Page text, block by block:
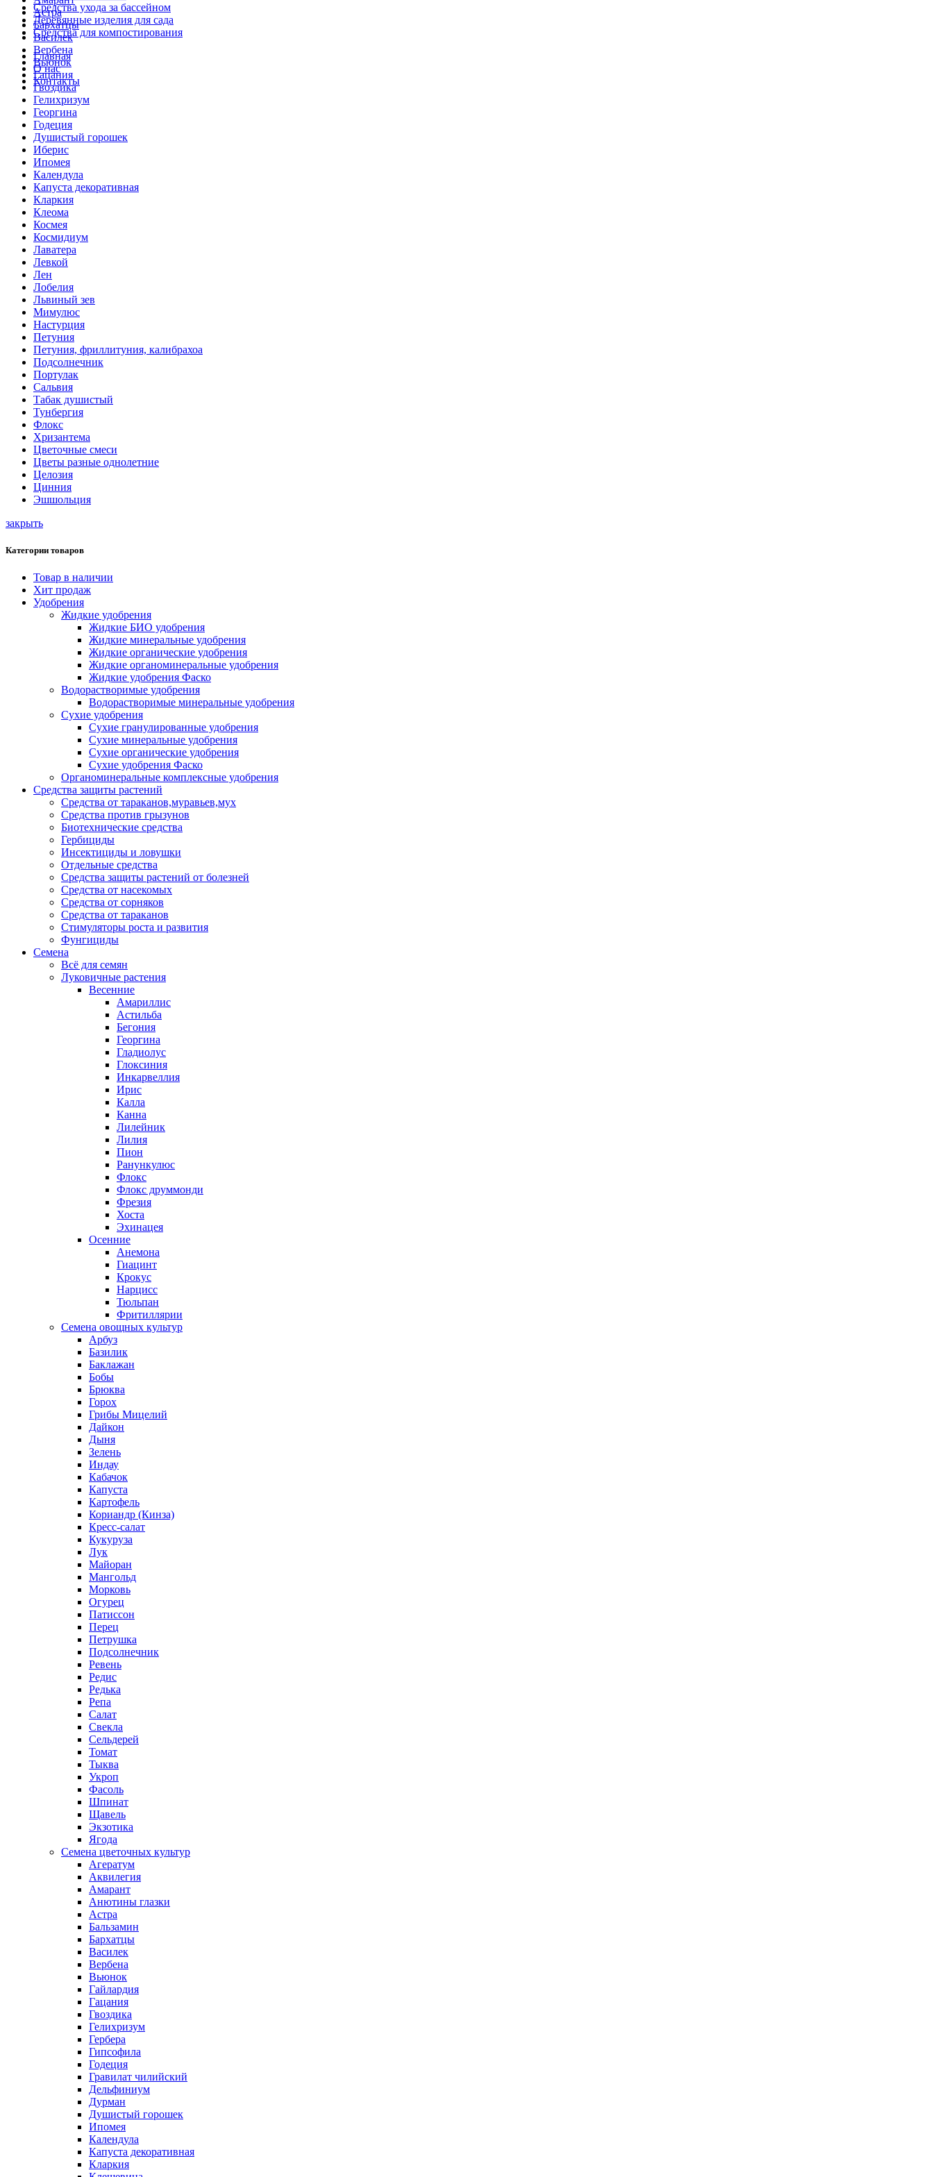
Средства ухода за бассейном
Деревянные изделия для сада
Средства для компостирования
Главная
О нас
Контакты
Астра
Бархатцы
Василек
Вербена
Вьюнок
Гацания
Гвоздика
Гелихризум
Георгина
Годеция
Душистый горошек
Иберис
Ипомея
Календула
Капуста декоративная
Кларкия
Клеома
Космея
Космидиум
Лаватера
Левкой
Лен
Лобелия
Львиный зев
Мимулюс
Настурция
Петуния
Петуния, фриллитуния, калибрахоа
Подсолнечник
Портулак
Сальвия
Табак душистый
Тунбергия
Флокс
Хризантема
Цветочные смеси
Цветы разные однолетние
Целозия
Цинния
Эшшольция
закрыть
Категории товаров
Товар в наличии
Хит продаж
Удобрения
Жидкие удобрения
Жидкие БИО удобрения
Жидкие минеральные удобрения
Жидкие органические удобрения
Жидкие органоминеральные удобрения
Жидкие удобрения Фаско
Водорастворимые удобрения
Водорастворимые минеральные удобрения
Сухие удобрения
Сухие гранулированные удобрения
Сухие минеральные удобрения
Сухие органические удобрения
Сухие удобрения Фаско
Органоминеральные комплексные удобрения
Средства защиты растений
Средства от тараканов,муравьев,мух
Средства против грызунов
Биотехнические средства
Гербициды
Инсектициды и ловушки
Отдельные средства
Средства защиты растений от болезней
Средства от насекомых
Средства от сорняков
Средства от тараканов
Стимуляторы роста и развития
Фунгициды
Семена
Всё для семян
Луковичные растения
Весенние
Амариллис
Астильба
Бегония
Георгина
Гладиолус
Глоксиния
Инкарвеллия
Ирис
Калла
Канна
Лилейник
Лилия
Пион
Ранункулюс
Флокс
Флокс друммонди
Фрезия
Хоста
Эхинацея
Осенние
Анемона
Гиацинт
Крокус
Нарцисс
Тюльпан
Фритиллярии
Семена овощных культур
Арбуз
Базилик
Баклажан
Бобы
Брюква
Горох
Грибы Мицелий
Дайкон
Дыня
Зелень
Индау
Кабачок
Капуста
Картофель
Кориандр (Кинза)
Кресс-салат
Кукуруза
Лук
Майоран
Мангольд
Морковь
Огурец
Патиссон
Перец
Петрушка
Подсолнечник
Ревень
Редис
Редька
Репа
Салат
Свекла
Сельдерей
Томат
Тыква
Укроп
Фасоль
Шпинат
Щавель
Экзотика
Ягода
Семена цветочных культур
Агератум
Аквилегия
Амарант
Анютины глазки
Астра
Бальзамин
Бархатцы
Василек
Вербена
Вьюнок
Гайлардия
Гацания
Гвоздика
Гелихризум
Гербера
Гипсофила
Годеция
Гравилат чилийский
Дельфиниум
Дурман
Душистый горошек
Ипомея
Календула
Капуста декоративная
Кларкия